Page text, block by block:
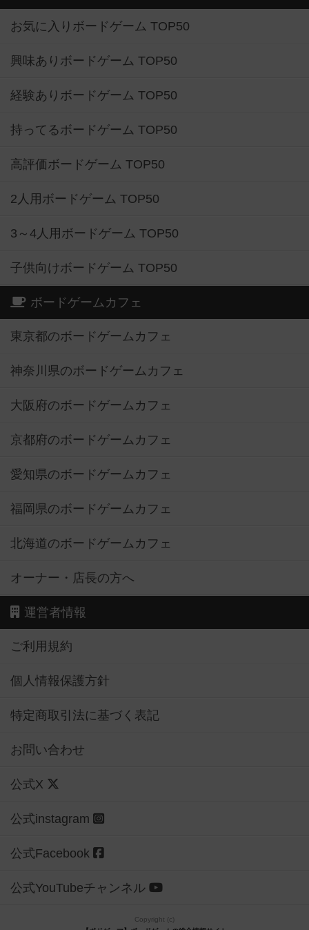
お気に入りボードゲーム TOP50
興味ありボードゲーム TOP50
経験ありボードゲーム TOP50
持ってるボードゲーム TOP50
高評価ボードゲーム TOP50
2人用ボードゲーム TOP50
3～4人用ボードゲーム TOP50
子供向けボードゲーム TOP50
ボードゲームカフェ
東京都のボードゲームカフェ
神奈川県のボードゲームカフェ
大阪府のボードゲームカフェ
京都府のボードゲームカフェ
愛知県のボードゲームカフェ
福岡県のボードゲームカフェ
北海道のボードゲームカフェ
オーナー・店長の方へ
運営者情報
ご利用規約
個人情報保護方針
特定商取引法に基づく表記
お問い合わせ
公式X
公式instagram
公式Facebook
公式YouTubeチャンネル
Copyright (c)